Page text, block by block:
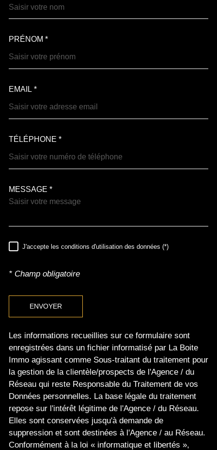
PRÉNOM *
EMAIL *
TÉLÉPHONE *
MESSAGE *
RÈGLEMENTATION
J'accepte les conditions d'utilisation des données (*)
* Champ obligatoire
ENVOYER
Les informations recueillies sur ce formulaire sont
enregistrées dans un fichier informatisé par La Boite
Immo agissant comme Sous-traitant du traitement pour
la gestion de la clientèle/prospects de l'Agence / du
Réseau qui reste Responsable du Traitement de vos
Données personnelles. La base légale du traitement
repose sur l'intérêt légitime de l'Agence / du Réseau.
Elles sont conservées jusqu'à demande de
suppression et sont destinées à l'Agence / au Réseau.
Conformément à la loi « informatique et libertés »,